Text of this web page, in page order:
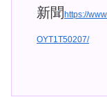
新聞 https://
OYT1T50207/